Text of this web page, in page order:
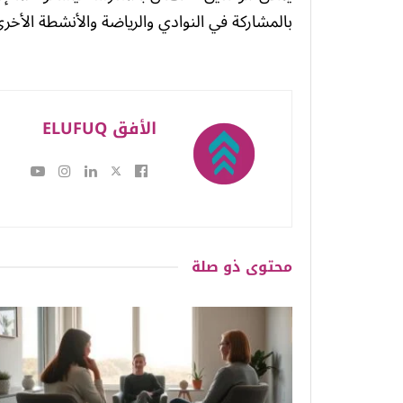
بالمشاركة في النوادي والرياضة والأنشطة
الأفق ELUFUQ
محتوى ذو صلة